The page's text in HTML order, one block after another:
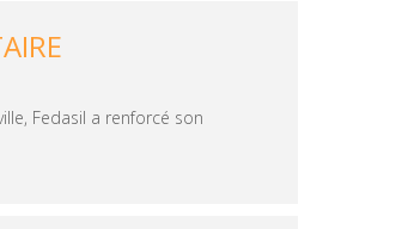
Fedasil a renforcé son